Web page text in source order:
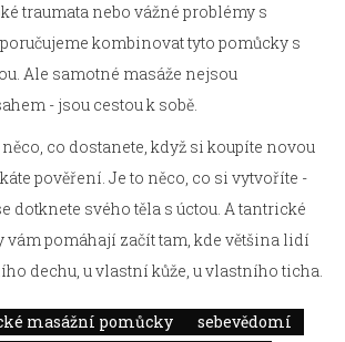
traumata nebo vážné problémy s
kombinovat tyto pomůcky s
Ale samotné masáže nejsou
- jsou cestou k sobě.
co dostanete, když si koupíte novou
pověření. Je to něco, co si vytvoříte -
dotknete svého těla s úctou. A tantrické
vám pomáhají začít tam, kde většina lidí
dechu, u vlastní kůže, u vlastního ticha.
masážní pomůcky
sebevědomí